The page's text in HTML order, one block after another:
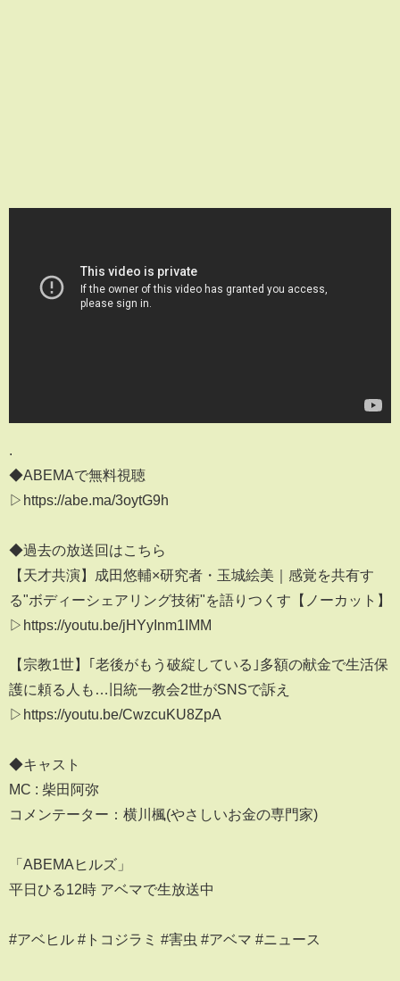
◆ABEMAで無料視聴
▷https://abe.ma/3oytG9h
◆過去の放送回はこちら
【天才共演】成田悠輔×研究者・玉城絵美｜感覚を共有す
る"ボディーシェアリング技術"を語りつくす【ノーカット】
▷https://youtu.be/jHYyInm1IMM
【宗教1世】｢老後がもう破綻している｣多額の献金で生活保
護に頼る人も…旧統一教会2世がSNSで訴え
▷https://youtu.be/CwzcuKU8ZpA
◆キャスト
MC : 柴田阿弥
コメンテーター：横川楓(やさしいお金の専門家)
「ABEMAヒルズ」
平日ひる12時 アベマで生放送中
#アベヒル #トコジラミ #害虫 #アベマ #ニュース